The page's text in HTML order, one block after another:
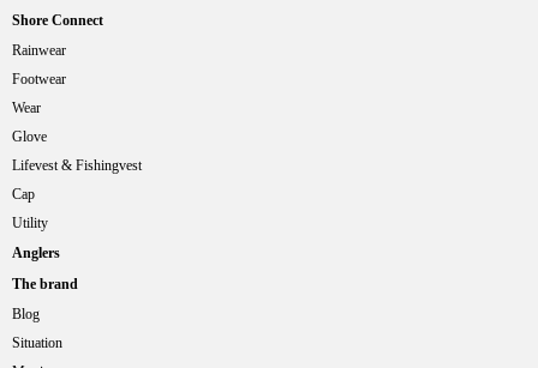
Shore Connect
Rainwear
Footwear
Wear
Glove
Lifevest & Fishingvest
Cap
Utility
Anglers
The brand
Blog
Situation